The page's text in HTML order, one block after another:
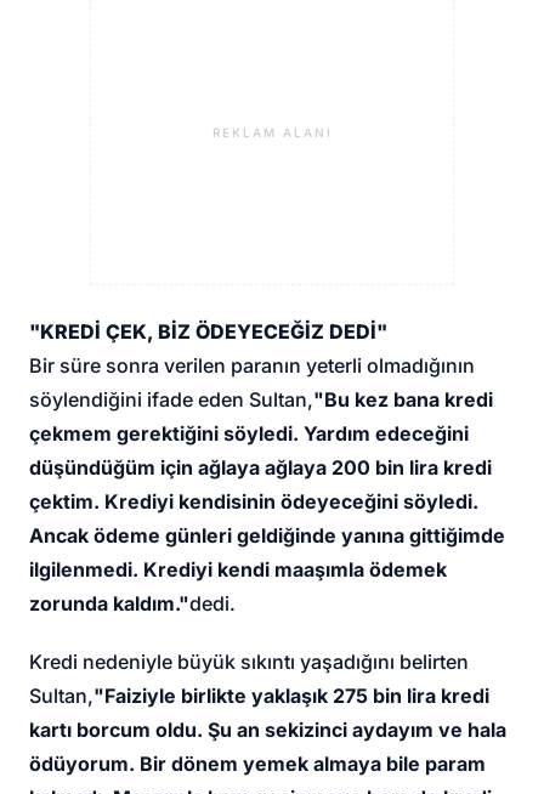
REKLAM ALANI
"KREDİ ÇEK, BİZ ÖDEYECEĞİZ DEDİ"
Bir süre sonra verilen paranın yeterli olmadığının
söylendiğini ifade eden Sultan,"Bu kez bana kredi
çekmem gerektiğini söyledi. Yardım edeceğini
düşündüğüm için ağlaya ağlaya 200 bin lira kredi
çektim. Krediyi kendisinin ödeyeceğini söyledi.
Ancak ödeme günleri geldiğinde yanına gittiğimde
ilgilenmedi. Krediyi kendi maaşımla ödemek
zorunda kaldım."dedi.
Kredi nedeniyle büyük sıkıntı yaşadığını belirten
Sultan,"Faiziyle birlikte yaklaşık 275 bin lira kredi
kartı borcum oldu. Şu an sekizinci aydayım ve hala
ödüyorum. Bir dönem yemek almaya bile param